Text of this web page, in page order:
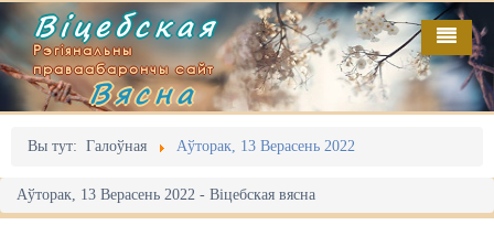
Віцебская
Рэгіянальны
праваабарончы сайт
Вясна
Вы тут: Галоўная Аўторак, 13 Верасень 2022
Аўторак, 13 Верасень 2022 - Віцебская вясна
Галоўная
Адміністрацыйны перасьлед
Акцыі
Выданьні
Відэа